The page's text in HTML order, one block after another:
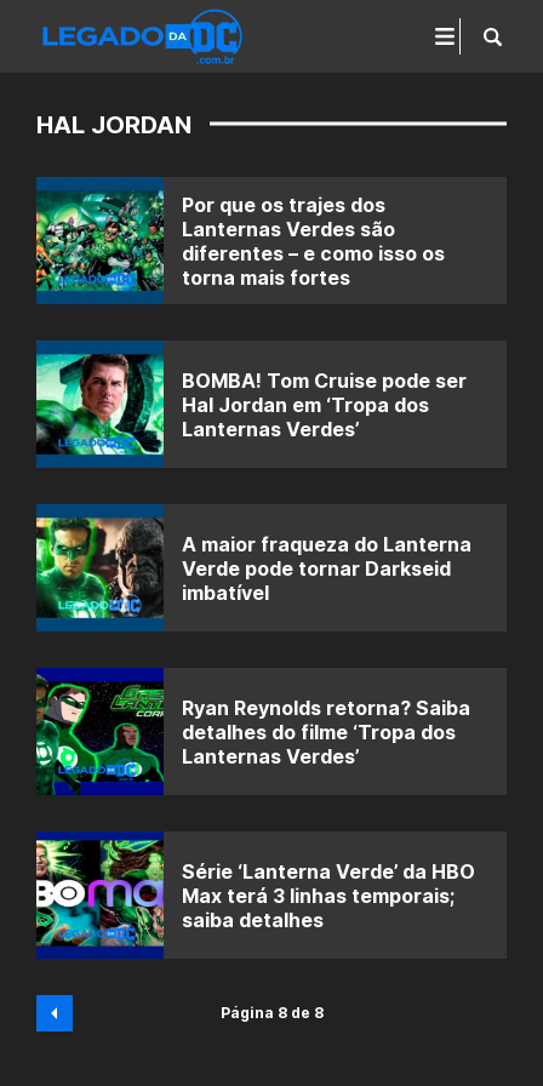
HAL JORDAN
Por que os trajes dos
Lanternas Verdes são
diferentes – e como isso os
torna mais fortes
BOMBA! Tom Cruise pode ser
Hal Jordan em ‘Tropa dos
Lanternas Verdes’
A maior fraqueza do Lanterna
Verde pode tornar Darkseid
imbatível
Ryan Reynolds retorna? Saiba
detalhes do filme ‘Tropa dos
Lanternas Verdes’
Série ‘Lanterna Verde’ da HBO
Max terá 3 linhas temporais;
saiba detalhes
Página 8 de 8